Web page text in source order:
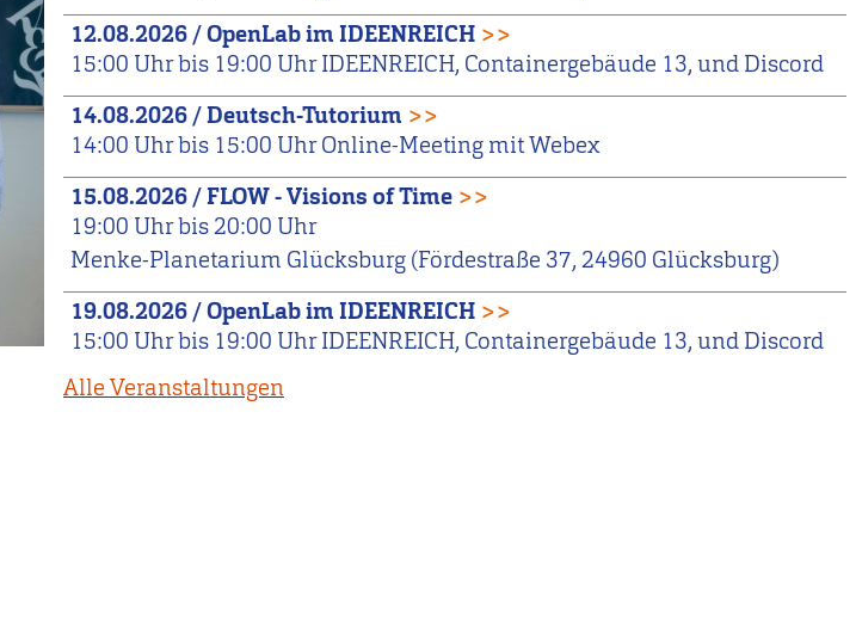
12.08.2026/OpenLab im IDEENREICH >>
15:00 Uhr bis 19:00 Uhr IDEENREICH, Containergebäude 13, und Discord
14.08.2026/Deutsch-Tutorium >>
14:00 Uhr bis 15:00 Uhr Online-Meeting mit Webex
15.08.2026/FLOW - Visions of Time >>
19:00 Uhr bis20:00 Uhr
Menke-Planetarium Glücksburg (Fördestraße 37, 24960 Glücksburg)
19.08.2026/OpenLab im IDEENREICH >>
15:00 Uhr bis 19:00 Uhr IDEENREICH, Containergebäude 13, und Discord
Alle Veranstaltungen